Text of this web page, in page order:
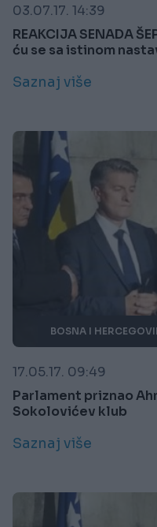
03.07.17. 14:39
REAKCIJA SENADA
ću se sa istinom
Saznaj više
BOSNA I
17.05.17. 09:49
Parlament priznao
Sokolovićev klub
Saznaj više